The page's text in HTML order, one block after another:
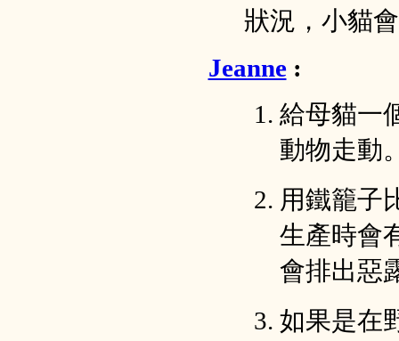
狀況，小貓
Jeanne:
給母貓一
動物走動
用鐵籠子
生產時會
會排出惡
如果是在